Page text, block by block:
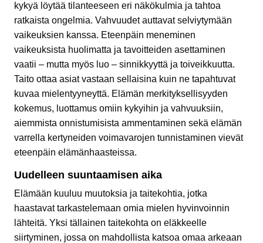
kykyä löytää tilanteeseen eri näkökulmia ja tahtoa
ratkaista ongelmia. Vahvuudet auttavat selviytymään
vaikeuksien kanssa. Eteenpäin meneminen
vaikeuksista huolimatta ja tavoitteiden asettaminen
vaatii – mutta myös luo – sinnikkyyttä ja toiveikkuutta.
Taito ottaa asiat vastaan sellaisina kuin ne tapahtuvat
kuvaa mielentyyneyttä. Elämän merkityksellisyyden
kokemus, luottamus omiin kykyihin ja vahvuuksiin,
aiemmista onnistumisista ammentaminen sekä elämän
varrella kertyneiden voimavarojen tunnistaminen vievät
eteenpäin elämänhaasteissa.
Uudelleen suuntaamisen aika
Elämään kuuluu muutoksia ja taitekohtia, jotka
haastavat tarkastelemaan omia mielen hyvinvoinnin
lähteitä. Yksi tällainen taitekohta on eläkkeelle
siirtyminen, jossa on mahdollista katsoa omaa arkeaan